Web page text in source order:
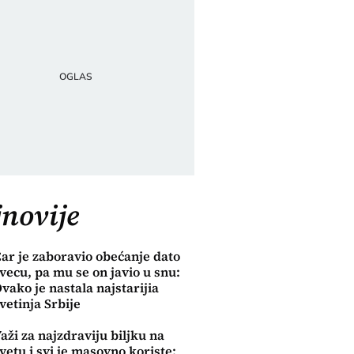
je zaboravio obećanje dato
pa mu se on javio u snu:
je nastala najstarijia
Srbije
za najzdraviju biljku na